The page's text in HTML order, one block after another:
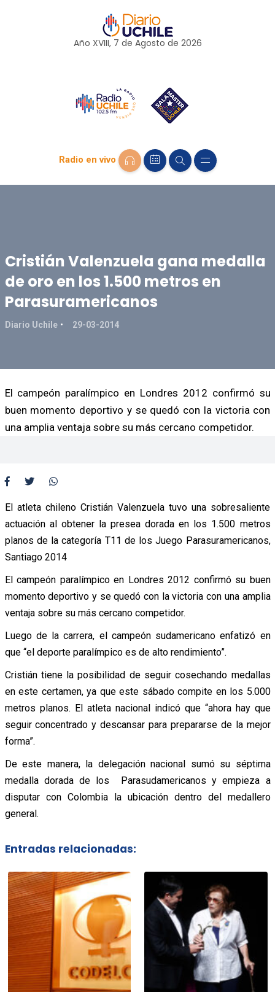
Año XVIII, 7 de Agosto de 2026
Radio en vivo
Cristián Valenzuela gana medalla
de oro en los 1.500 metros en
Parasuramericanos
Diario Uchile 29-03-2014
El campeón paralímpico en Londres 2012 confirmó su
buen momento deportivo y se quedó con la victoria con
una amplia ventaja sobre su más cercano competidor.
El atleta chileno Cristián Valenzuela tuvo una sobresaliente
actuación al obtener la presea dorada en los 1.500 metros
planos de la categoría T11 de los Juego Parasuramericanos,
Santiago 2014
El campeón paralímpico en Londres 2012 confirmó su buen
momento deportivo y se quedó con la victoria con una amplia
ventaja sobre su más cercano competidor.
Luego de la carrera, el campeón sudamericano enfatizó en
que “el deporte paralímpico es de alto rendimiento”.
Cristián tiene la posibilidad de seguir cosechando medallas
en este certamen, ya que este sábado compite en los 5.000
metros planos. El atleta nacional indicó que “ahora hay que
seguir concentrado y descansar para prepararse de la mejor
forma”.
De este manera, la delegación nacional sumó su séptima
medalla dorada de los Parasudamericanos y empieza a
disputar con Colombia la ubicación dentro del medallero
general.
Entradas relacionadas: